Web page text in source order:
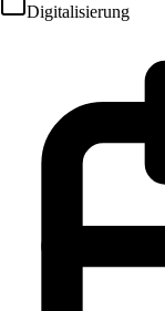
Digitalisierung